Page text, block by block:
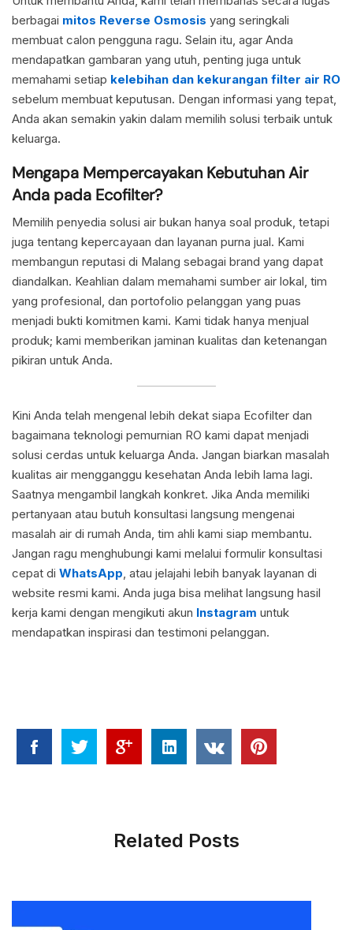
berbagai mitos Reverse Osmosis yang seringkali
membuat calon pengguna ragu. Selain itu, agar Anda
mendapatkan gambaran yang utuh, penting juga untuk
memahami setiap kelebihan dan kekurangan filter air RO
sebelum membuat keputusan. Dengan informasi yang tepat,
Anda akan semakin yakin dalam memilih solusi terbaik untuk
keluarga.
Mengapa Mempercayakan Kebutuhan Air
Anda pada Ecofilter?
Memilih penyedia solusi air bukan hanya soal produk, tetapi
juga tentang kepercayaan dan layanan purna jual. Kami
membangun reputasi di Malang sebagai brand yang dapat
diandalkan. Keahlian dalam memahami sumber air lokal, tim
yang profesional, dan portofolio pelanggan yang puas
menjadi bukti komitmen kami. Kami tidak hanya menjual
produk; kami memberikan jaminan kualitas dan ketenangan
pikiran untuk Anda.
Kini Anda telah mengenal lebih dekat siapa Ecofilter dan
bagaimana teknologi pemurnian RO kami dapat menjadi
solusi cerdas untuk keluarga Anda. Jangan biarkan masalah
kualitas air mengganggu kesehatan Anda lebih lama lagi.
Saatnya mengambil langkah konkret. Jika Anda memiliki
pertanyaan atau butuh konsultasi langsung mengenai
masalah air di rumah Anda, tim ahli kami siap membantu.
Jangan ragu menghubungi kami melalui formulir konsultasi
cepat di WhatsApp , atau jelajahi lebih banyak layanan di
website resmi kami. Anda juga bisa melihat langsung hasil
kerja kami dengan mengikuti akun Instagram untuk
mendapatkan inspirasi dan testimoni pelanggan.
Related Posts